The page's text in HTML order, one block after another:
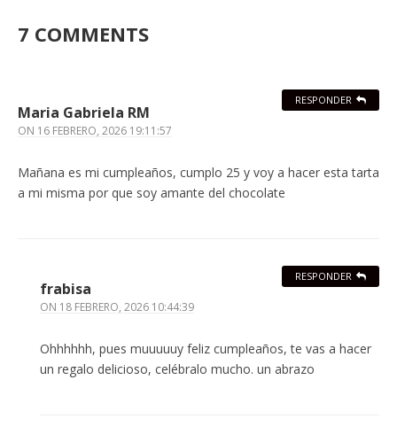
7 COMMENTS
Maria Gabriela RM
ON 16 FEBRERO, 2026 19:11:57
Mañana es mi cumpleaños, cumplo 25 y voy a hacer esta tarta
a mi misma por que soy amante del chocolate
RESPONDER
frabisa
ON 18 FEBRERO, 2026 10:44:39
Ohhhhhh, pues muuuuuy feliz cumpleaños, te vas a hacer
un regalo delicioso, celébralo mucho. un abrazo
RESPONDER